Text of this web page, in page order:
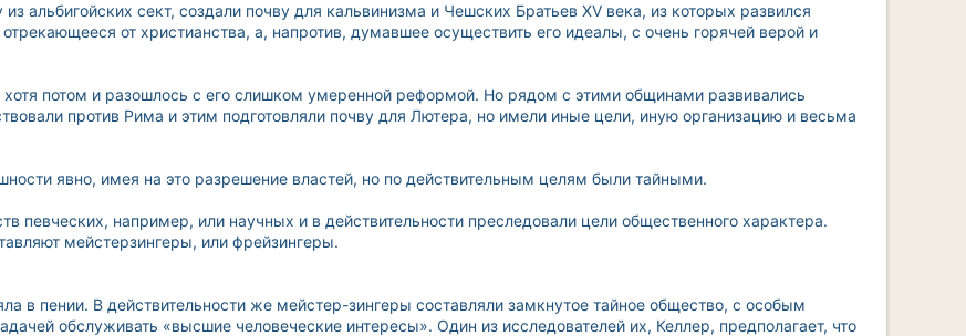
альбигойских сект, создали почву для кальвинизма и Чешских Братьев XV века, из которых развился
от христианства, а, напротив, думавшее осуществить его идеалы, с очень горячей верой и
потом и разошлось с его слишком умеренной реформой. Но рядом с этими общинами развивались
против Рима и этим подготовляли почву для Лютера, но имели иные цели, иную организацию и весьма
явно, имея на это разрешение властей, но по действительным целям были тайными.
певческих, например, или научных и в действительности преследовали цели общественного характера.
мейстерзингеры, или фрейзингеры.
в пении. В действительности же мейстер-зингеры составляли замкнутое тайное общество, с особым
обслуживать «высшие человеческие интересы». Один из исследователей их, Келлер, предполагает, что